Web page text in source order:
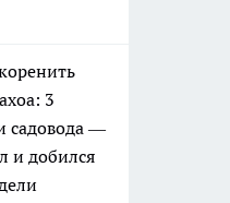
3
садовода —
и добился